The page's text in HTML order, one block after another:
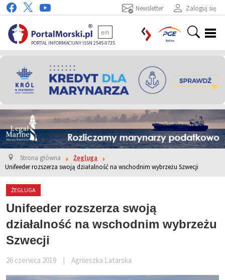
Zaloguj się
Newsletter
PORTAL INFORMACYJNY ISSN 2545-0735
en
Strona główna
Żegluga
Unifeeder rozszerza swoją działalność na wschodnim wybrzeżu Szwecji
ŻEGLUGA
Unifeeder rozszerza swoją
działalność na wschodnim wybrzeżu
Szwecji
26 czerwca 2019 Agnieszka Latarska